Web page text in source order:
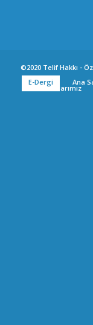
©2020 Telif Hakkı -
E-Dergi
Ana
Canlı Yayınlarımız